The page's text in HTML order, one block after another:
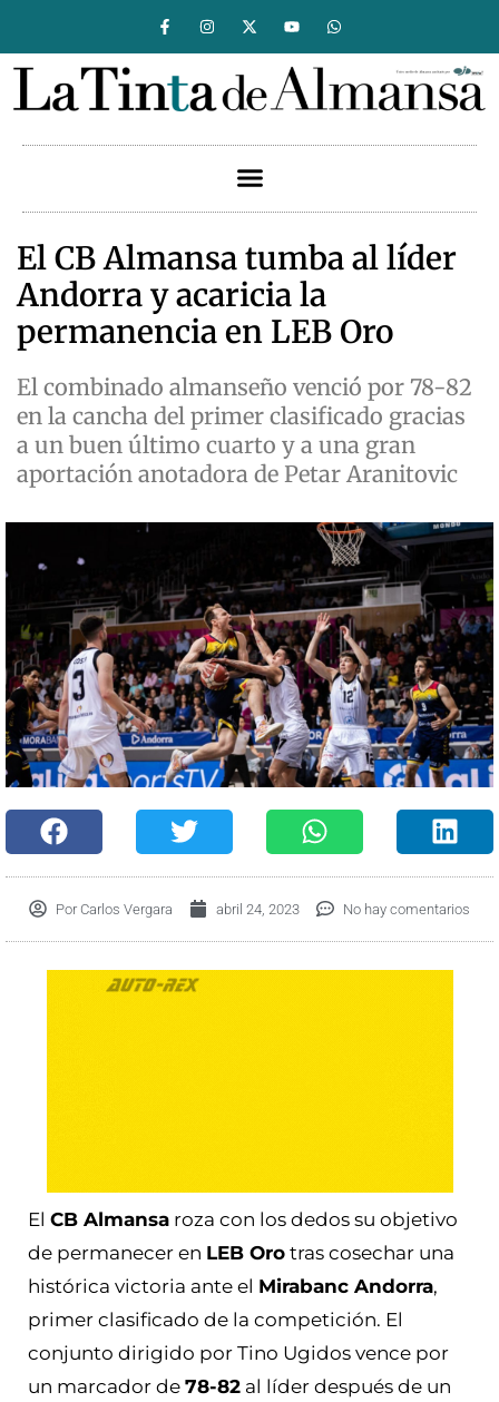
El CB Almansa tumba al líder
Andorra y acaricia la
permanencia en LEB Oro
El combinado almanseño venció por 78-82
en la cancha del primer clasificado gracias
a un buen último cuarto y a una gran
aportación anotadora de Petar Aranitovic
Por Carlos Vergara abril 24, 2023 No hay comentarios
El CB Almansa roza con los dedos su objetivo
de permanecer en LEB Oro tras cosechar una
histórica victoria ante el Mirabanc Andorra,
primer clasificado de la competición. El
conjunto dirigido por Tino Ugidos vence por
un marcador de 78-82 al líder después de un